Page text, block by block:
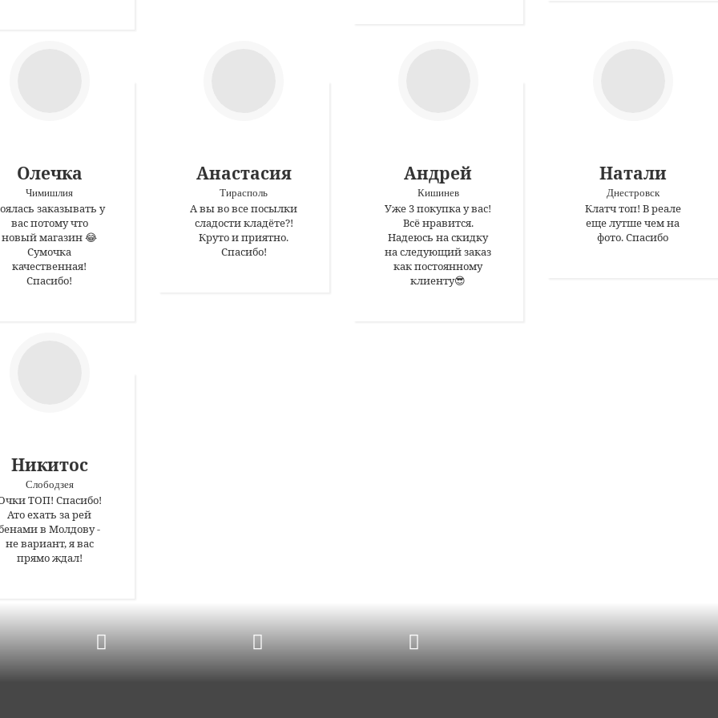
Олечка
Чимишлия
заказывать у
вас потому что
новый магазин 😂
Сумочка
качественная!
Спасибо!
Анастасия
Тирасполь
А вы во все посылки
сладости кладёте?!
Круто и приятно.
Спасибо!
Андрей
Кишинев
Уже 3 покупка у вас!
Всё нравится.
Надеюсь на скидку
на следующий заказ
как постоянному
клиенту😎
Натали
Днестровск
Клатч топ! В реале
еще лутше чем на
фото. Спасибо
Никитос
Слободзея
ТОП! Спасибо!
Ато ехать за рей
в Молдову -
не вариант, я вас
прямо ждал!